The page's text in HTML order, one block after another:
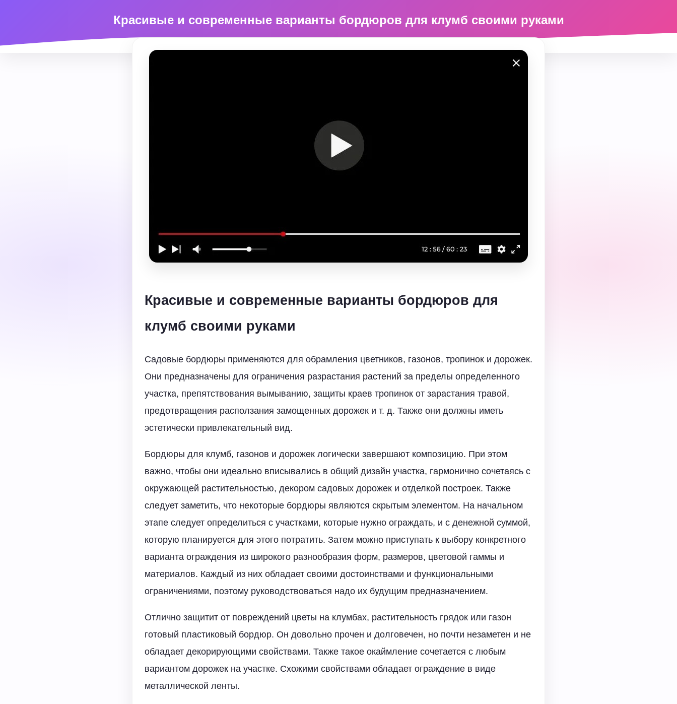
Красивые и современные варианты бордюров для клумб своими руками
Красивые и современные варианты бордюров для
клумб своими руками
Садовые бордюры применяются для обрамления цветников, газонов, тропинок и дорожек.
Они предназначены для ограничения разрастания растений за пределы определенного
участка, препятствования вымыванию, защиты краев тропинок от зарастания травой,
предотвращения расползания замощенных дорожек и т. д. Также они должны иметь
эстетически привлекательный вид.
Бордюры для клумб, газонов и дорожек логически завершают композицию. При этом
важно, чтобы они идеально вписывались в общий дизайн участка, гармонично сочетаясь с
окружающей растительностью, декором садовых дорожек и отделкой построек. Также
следует заметить, что некоторые бордюры являются скрытым элементом. На начальном
этапе следует определиться с участками, которые нужно ограждать, и с денежной суммой,
которую планируется для этого потратить. Затем можно приступать к выбору конкретного
варианта ограждения из широкого разнообразия форм, размеров, цветовой гаммы и
материалов. Каждый из них обладает своими достоинствами и функциональными
ограничениями, поэтому руководствоваться надо их будущим предназначением.
Отлично защитит от повреждений цветы на клумбах, растительность грядок или газон
готовый пластиковый бордюр. Он довольно прочен и долговечен, но почти незаметен и не
обладает декорирующими свойствами. Также такое окаймление сочетается с любым
вариантом дорожек на участке. Схожими свойствами обладает ограждение в виде
металлической ленты.